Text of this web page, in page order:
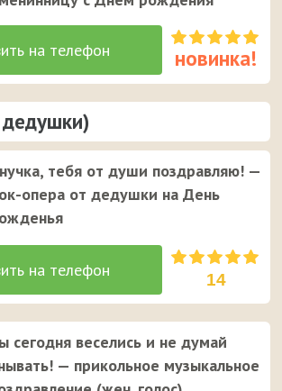
тебя от души поздравляю! —
опера от дедушки на День
14
сегодня веселись и не думай
— прикольное музыкальное